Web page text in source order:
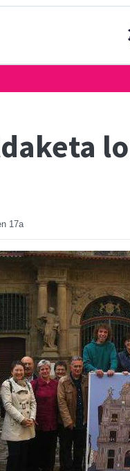
17a